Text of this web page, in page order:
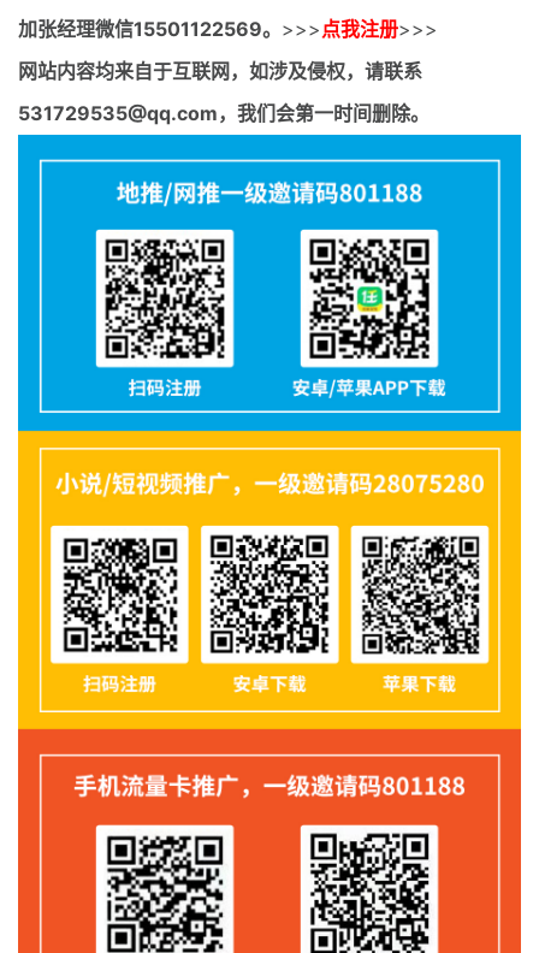
加张经理微信15501122569。 >>> 点我注册>>>
网站内容均来自于互联网，如涉及侵权，请联系
531729535@qq.com，我们会第一时间删除。